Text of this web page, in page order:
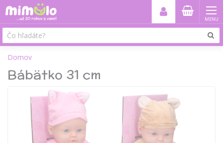
MENU
Domov
Bábätko 31 cm